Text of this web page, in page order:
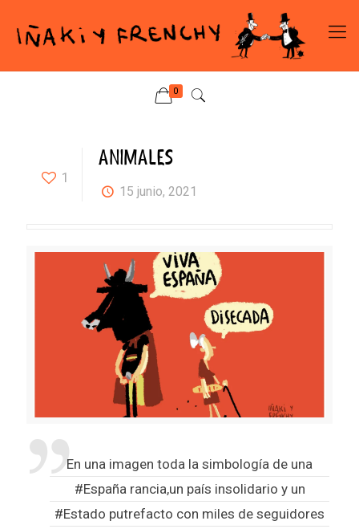
0
1
ANIMALES
15 junio, 2021
En una imagen toda la simbología de una
#España rancia,un país insolidario y un
#Estado putrefacto con miles de seguidores